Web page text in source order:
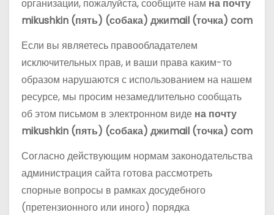
организации, пожалуйста, сообщите нам на почту
mikushkin (пять) (собака) джиmail (точка) com
Если вы являетесь правообладателем
исключительных прав, и ваши права каким-то
образом нарушаются с использованием на нашем
ресурсе, мы просим незамедлительно сообщать
об этом письмом в электронном виде на почту
mikushkin (пять) (собака) джиmail (точка) com
Согласно действующим нормам законодательства
администрация сайта готова рассмотреть
спорные вопросы в рамках досудебного
(претензионного или иного) порядка